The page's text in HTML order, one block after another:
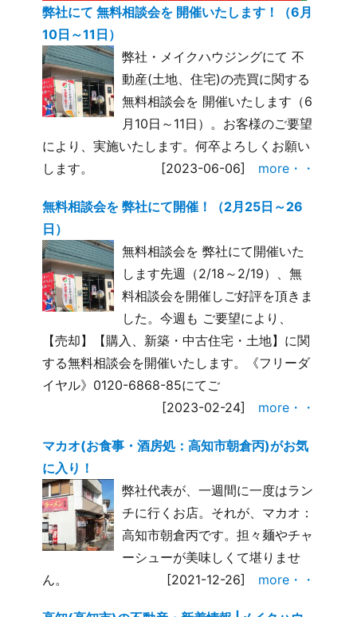
弊社にて 無料相談会を 開催いたします！（6月
10日～11日）
弊社・メイクハウジングにて 不
動産(土地、住宅)の売買に関する
無料相談会を 開催いたします（6
月10日～11日）。お客様のご要望
により、実施いたします。何卒よろしくお願い
します。
[2023-06-06] more・・
無料相談会を 弊社にて開催！（2月25日～26
日）
無料相談会を 弊社にて開催いた
します先週（2/18～2/19）、無
料相談会を開催しご好評を頂きま
した。今週も ご要望により、
【売却】【購入、新築・中古住宅・土地】に関
する無料相談会を開催いたします。《フリーダ
イヤル》0120-6868-85にてご
[2023-02-24] more・・
マカオ(お食事・酒房処：高知市朝倉丙)がお気
に入り！
弊社代表が、一週間に一度はラン
チに行くお店。それが、マカオ：
高知市朝倉丙です。担々麺やチャ
ーシューが美味しくて堪りませ
ん。
[2021-12-26] more・・